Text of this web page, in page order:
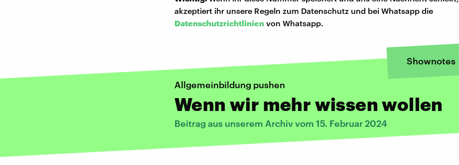
akzeptiert ihr unsere Regeln zum Datenschutz und bei Whatsapp die
Datenschutzrichtlinien von Whatsapp.
Shownotes
Allgemeinbildung pushen
Wenn wir mehr wissen wollen
Beitrag aus unserem Archiv vom 15. Februar 2024